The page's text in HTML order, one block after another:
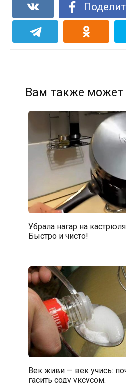
Вам также может
Убрала нагар на
Быстро и чисто!
Век живи — век учись:
гасить соду уксусом.